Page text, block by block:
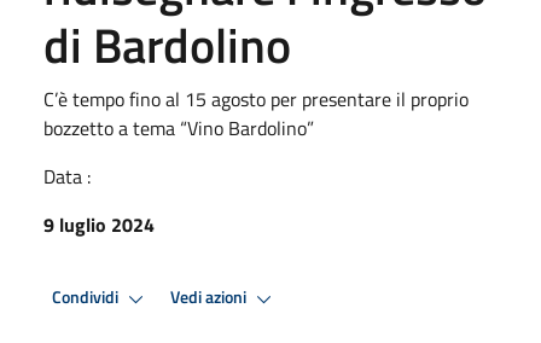
di Bardolino
C’è tempo fino al 15 agosto per presentare il proprio
bozzetto a tema “Vino Bardolino”
Data :
9 luglio 2024
Condividi Vedi azioni